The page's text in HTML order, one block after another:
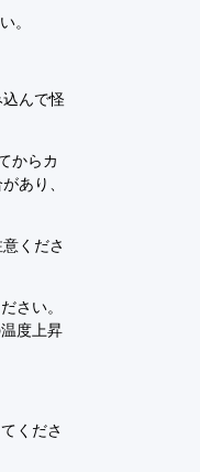
。
んで怪
からカ
あり、
くださ
さい。
度上昇
くださ